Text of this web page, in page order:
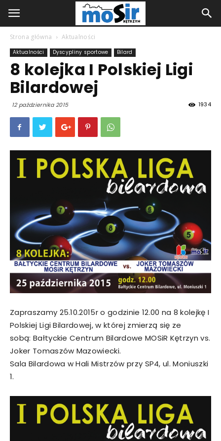
Strona główna Aktualności
Aktualności Dyscypliny sportowe Bilard
8 kolejka I Polskiej Ligi
Bilardowej
12 października 2015 1934
Zapraszamy 25.10.2015r o godzinie 12.00 na 8 kolejkę I
Polskiej Ligi Bilardowej, w której zmierzą się ze
sobą: Bałtyckie Centrum Bilardowe MOSiR Kętrzyn vs.
Joker Tomaszów Mazowiecki.
Sala Bilardowa w Hali Mistrzów przy SP4, ul. Moniuszki
1.